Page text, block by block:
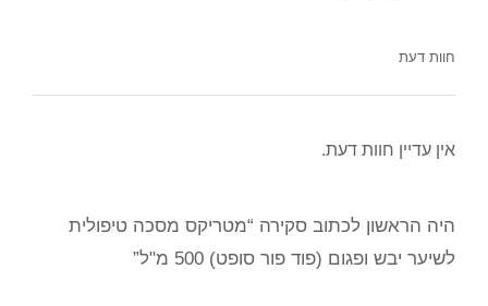
חוות דעת
אין עדיין חוות דעת.
היה הראשון לכתוב סקירה “מטריקס מסכה טיפולית
לשיער יבש ופגום (פוד פור סופט) 500 מ"ל”